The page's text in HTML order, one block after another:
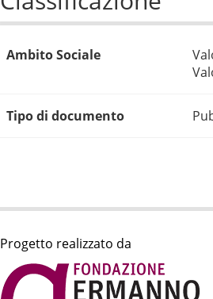
Ambito Sociale
Tipo di documento
Progetto realizzato da